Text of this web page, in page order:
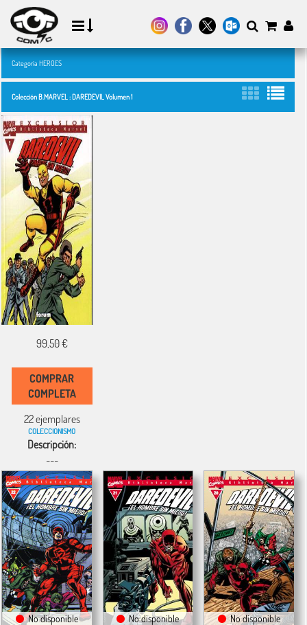
Categoría HEROES
Colección B.MARVEL : DAREDEVIL Volumen 1
99,50 €
COMPRAR
COMPLETA
22 ejemplares
COLECCIONISMO
Descripción:
---
No disponible No disponible No disponible